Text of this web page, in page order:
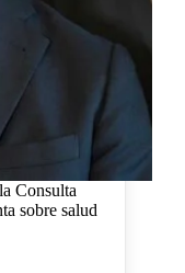
Consulta
sobre salud